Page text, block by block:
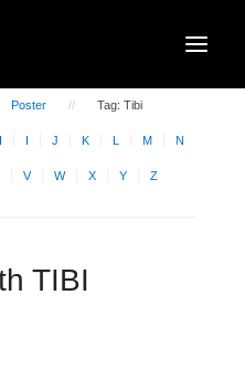
Poster Tag: Tibi
I J K L M N
V W X Y Z
TIBI